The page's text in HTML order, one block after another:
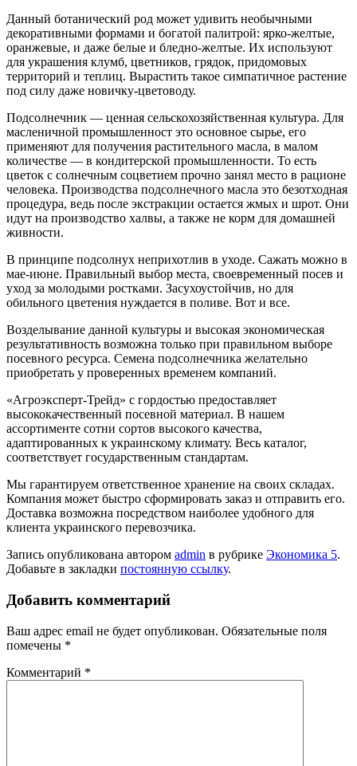
Данный ботанический род может удивить необычными
декоративными формами и богатой палитрой: ярко-желтые,
оранжевые, и даже белые и бледно-желтые. Их используют
для украшения клумб, цветников, грядок, придомовых
территорий и теплиц. Вырастить такое симпатичное растение
под силу даже новичку-цветоводу.
Подсолнечник — ценная сельскохозяйственная культура. Для
масленичной промышленност это основное сырье, его
применяют для получения растительного масла, в малом
количестве — в кондитерской промышленности. То есть
цветок с солнечным соцветием прочно занял место в рационе
человека. Производства подсолнечного масла это безотходная
процедура, ведь после экстракции остается жмых и шрот. Они
идут на производство халвы, а также не корм для домашней
живности.
В принципе подсолнух неприхотлив в уходе. Сажать можно в
мае-июне. Правильный выбор места, своевременный посев и
уход за молодыми ростками. Засухоустойчив, но для
обильного цветения нуждается в поливе. Вот и все.
Возделывание данной культуры и высокая экономическая
результативность возможна только при правильном выборе
посевного ресурса. Семена подсолнечника желательно
приобретать у проверенных временем компаний.
«Агроэксперт-Трейд» с гордостью предоставляет
высококачественный посевной материал. В нашем
ассортименте сотни сортов высокого качества,
адаптированных к украинскому климату. Весь каталог,
соответствует государственным стандартам.
Мы гарантируем ответственное хранение на своих складах.
Компания может быстро сформировать заказ и отправить его.
Доставка возможна посредством наиболее удобного для
клиента украинского перевозчика.
Запись опубликована автором admin в рубрике Экономика 5.
Добавьте в закладки постоянную ссылку.
Добавить комментарий
Ваш адрес email не будет опубликован. Обязательные поля
помечены *
Комментарий *